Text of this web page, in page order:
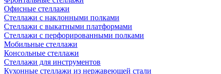
Офисные стеллажи
Стеллажи с наклонными полками
Стеллажи с выкатными платформами
Стеллажи с перфорированными полками
Мобильные стеллажи
Консольные стеллажи
Стеллажи для инструментов
Кухонные стеллажи из нержавеющей стали